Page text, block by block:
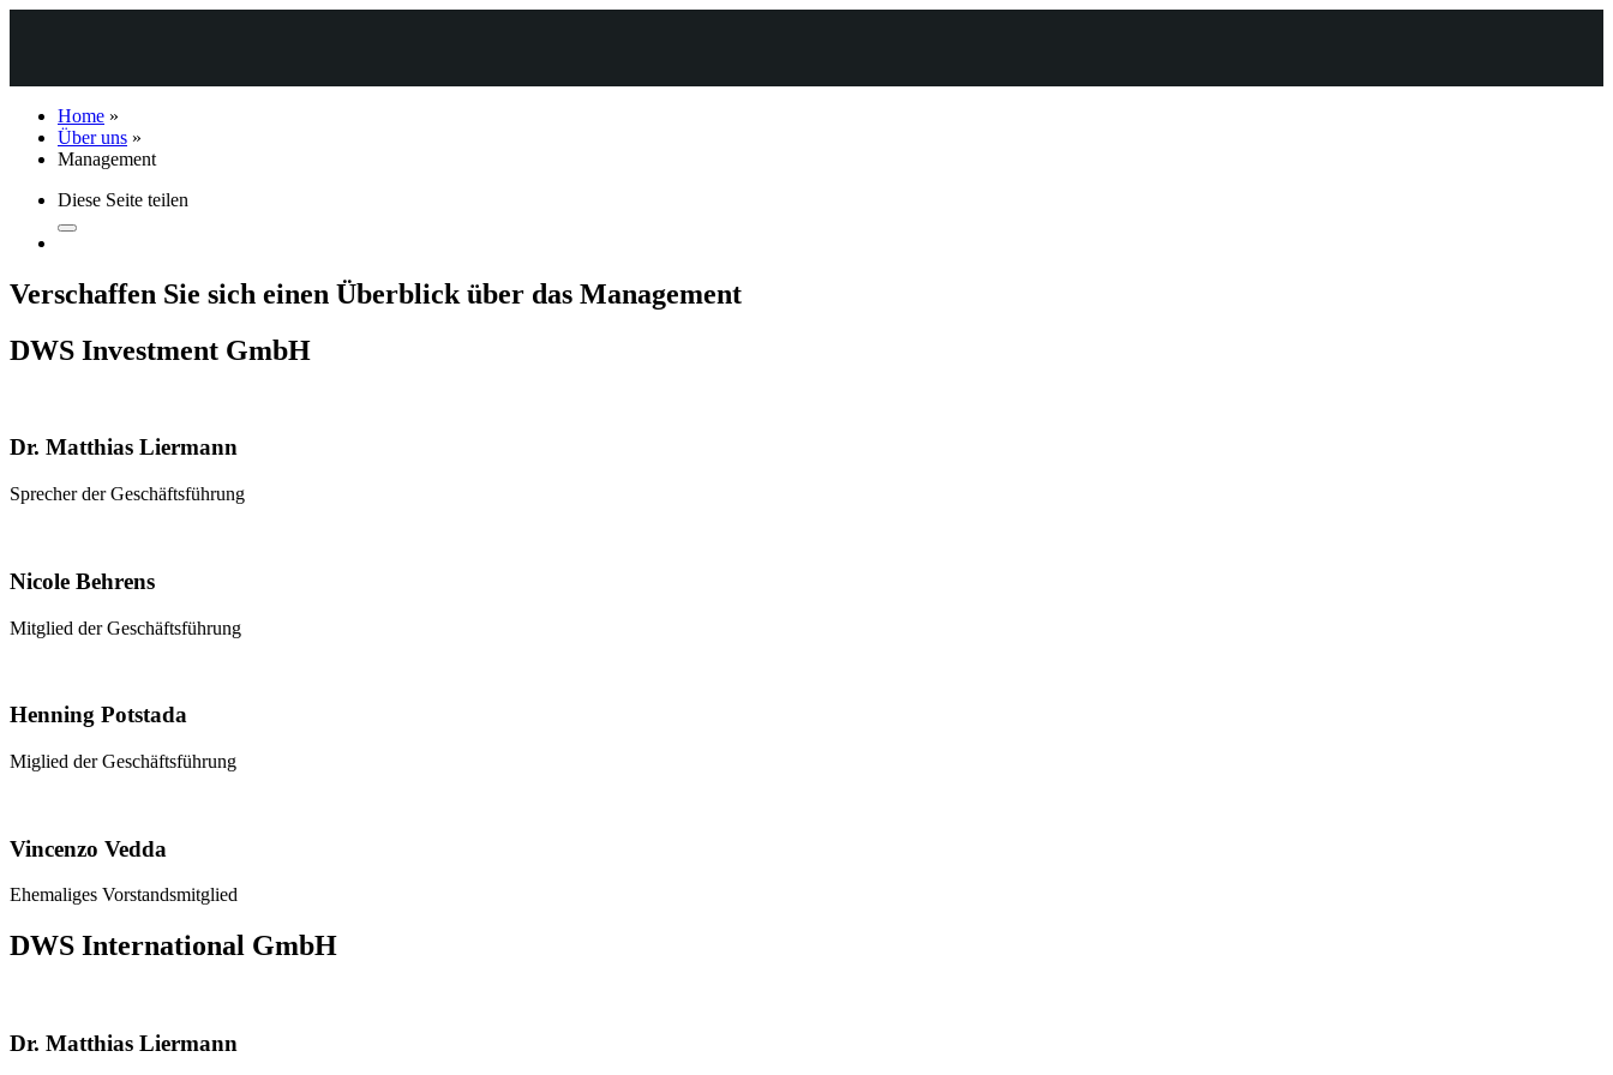
Home »
Über uns »
Management
Diese Seite teilen
Verschaffen Sie sich einen Überblick über das Management
DWS Investment GmbH
Dr. Matthias Liermann
Sprecher der Geschäftsführung
Nicole Behrens
Mitglied der Geschäftsführung
Henning Potstada
Miglied der Geschäftsführung
Vincenzo Vedda
Ehemaliges Vorstandsmitglied
DWS International GmbH
Dr. Matthias Liermann